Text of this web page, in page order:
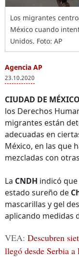
Los migrantes
México cuando
Unidos. Foto: AP
Agencia AP
23.10.2020
CIUDAD DE
los Derechos
migrantes están
adecuadas en
México, en las que
mezcladas con
La CNDH indicó
estado sureño de
mascarillas y gel
aplicando medidas
VEA: Descubren
llegó desde Serbia a